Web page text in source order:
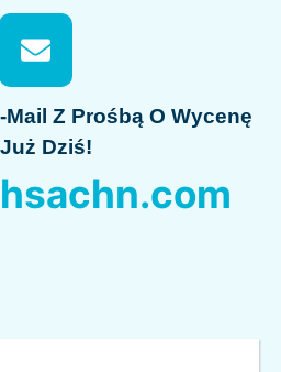
Z Prośbą O Wycenę
Już Dziś!